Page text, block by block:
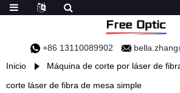
+86 13110089902
Inicio
Máquina de corte por láser de
corte láser de fibra de mesa simple